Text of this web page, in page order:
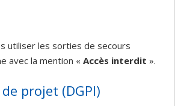
utiliser les sorties de secours
avec la mention « Accès interdit ».
projet (DGPI)